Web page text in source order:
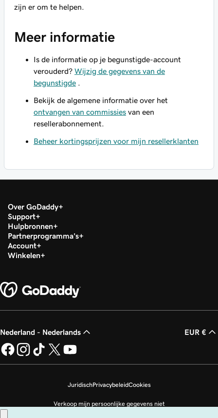
zijn er om te helpen.
Meer informatie
Is de informatie op je begunstigde-account
verouderd? Wijzig de gegevens van de
begunstigde .
Bekijk de algemene informatie over het
ontvangen van commissies van een
resellerabonnement.
Beheer kortingsprijzen voor mijn resellerklanten
Over GoDaddy
Support
Hulpbronnen
Partnerprogramma's
Account
Winkelen
Nederland - Nederlands EUR €
JuridischPrivacybeleidCookies
Verkoop mijn persoonlijke gegevens niet